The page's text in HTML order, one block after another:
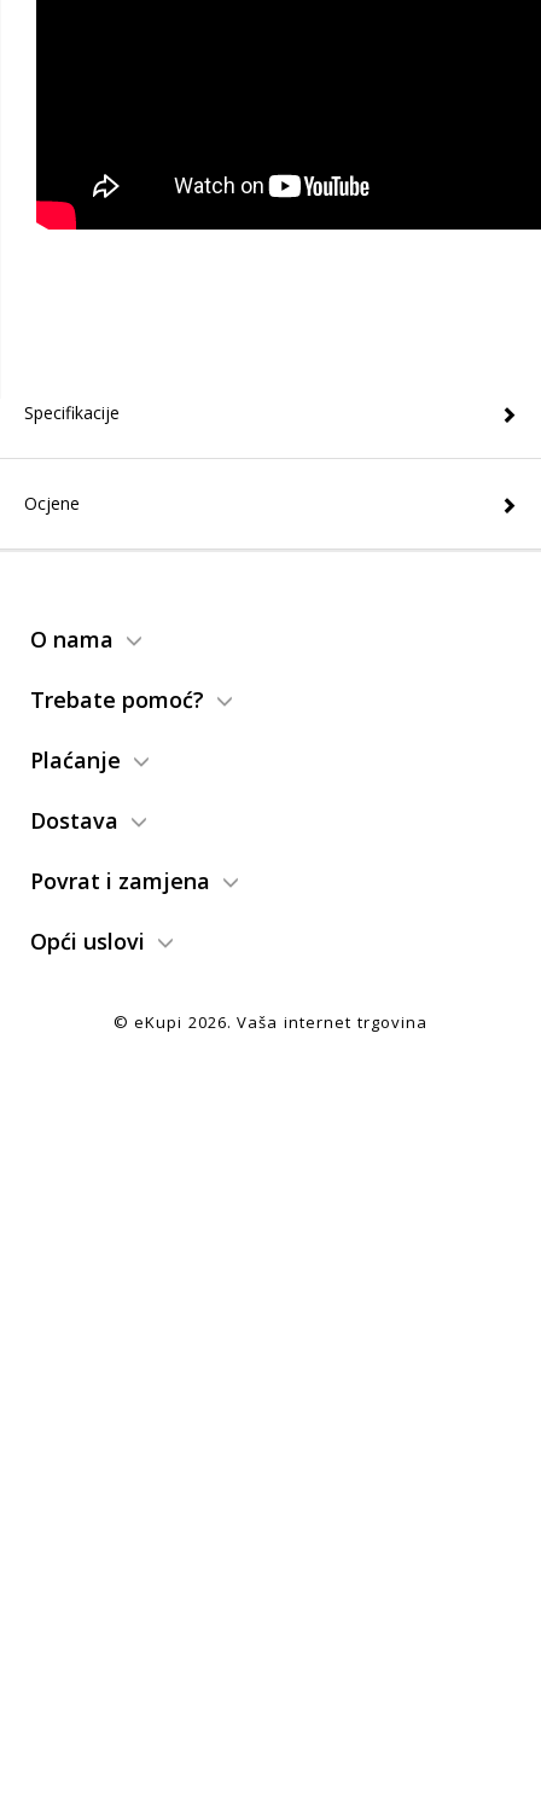
Specifikacije
Ocjene
O nama
Trebate pomoć?
Plaćanje
Dostava
Povrat i zamjena
Opći uslovi
© eKupi 2026. Vaša internet trgovina